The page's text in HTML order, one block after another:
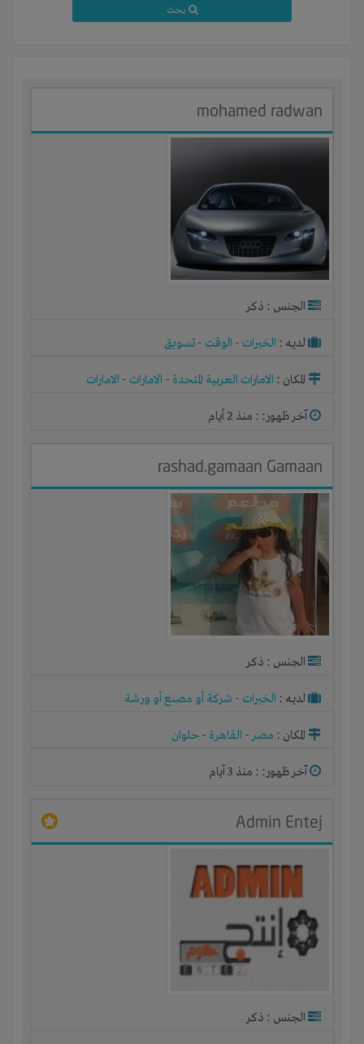
mohamed radwan
الجنس : ذكر
لديـه : الخبرات - الوقت - تسويق
المكان : الامارات العربية المتحدة - الامارات - الامارات
آخر ظهور: : منذ 2 أيام
rashad.gamaan Gamaan
الجنس : ذكر
لديـه : الخبرات - شركة أو مصنع أو ورشة
المكان : مصر- القاهرة - حلوان
آخر ظهور: : منذ 3 أيام
Admin Entej
الجنس : ذكر